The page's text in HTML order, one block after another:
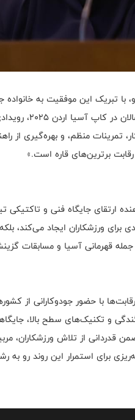
با تبریک این موفقیت به
خاک‌خواه و مریم
تمرینات منظم، و بهره‌گیری از
برترین‌های قاره است.»
ارتقای جایگاه فنی و
برای ورزشکاران ایجاد می‌کند،
قهرمانی آسیا و مسابقات
با حضور جودوکارانی از
و تکنیک‌های سطح بالا،
قدردانی از تلاش ورزشکاران،
برای استمرار این روند رو به